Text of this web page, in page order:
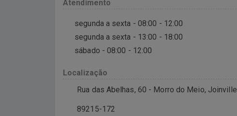
Atendimento
segunda a sexta - 08:00 - 12:00
segunda a sexta - 13:00 - 18:00
sábado - 08:00 - 12:00
Localização
Rua das Abelhas, 60 - Morro do Meio,
89215-172